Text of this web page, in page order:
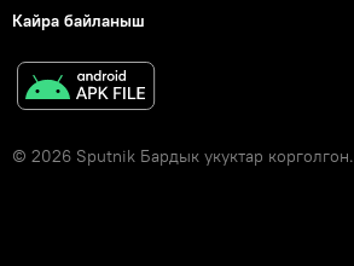
Кайра байланыш
© 2026 Sputnik Бардык укуктар